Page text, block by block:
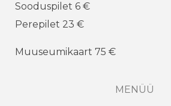
Sooduspilet 6 €
Perepilet 23 €
Muuseumikaart 75 €
MENÜÜ